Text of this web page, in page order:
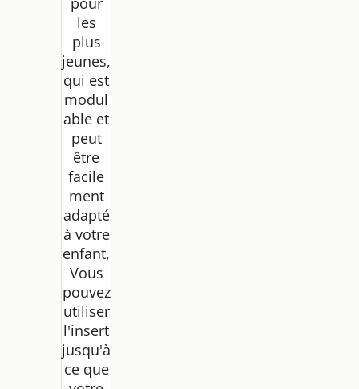
les
plus
jeunes,
qui est
modul
able et
peut
être
facile
ment
adapté
à votre
enfant,
Vous
pouvez
utiliser
l'insert
jusqu'à
ce que